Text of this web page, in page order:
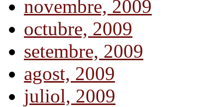
novembre, 2009
octubre, 2009
setembre, 2009
agost, 2009
juliol, 2009